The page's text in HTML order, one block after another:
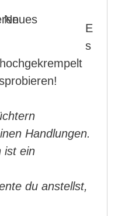
E
s
Handlungen.
ist ein
du anstellst,